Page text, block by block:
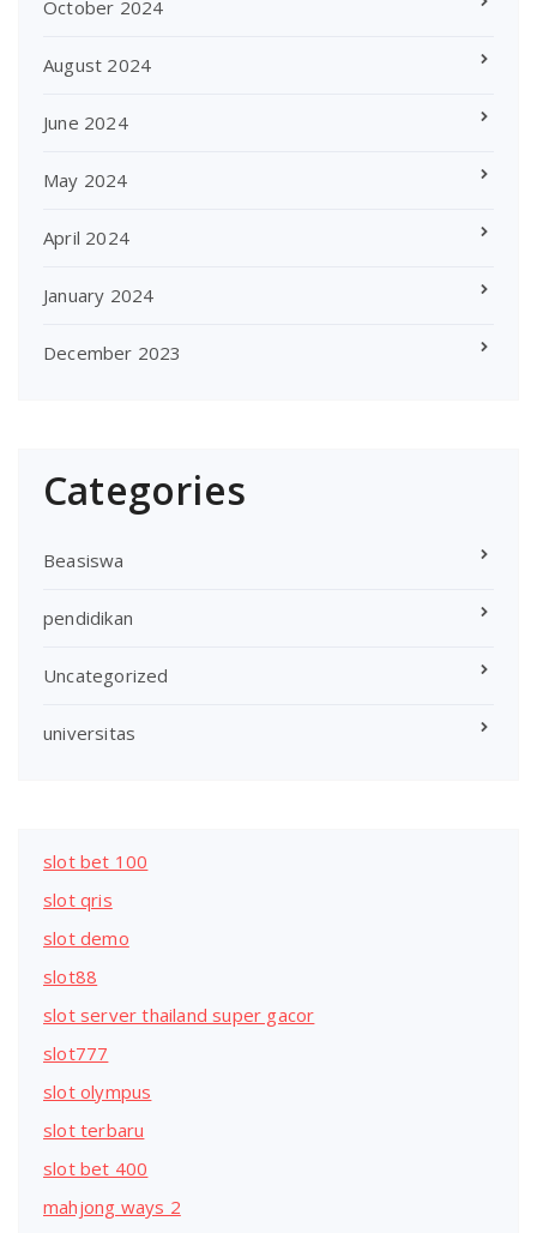
October 2024
August 2024
June 2024
May 2024
April 2024
January 2024
December 2023
Categories
Beasiswa
pendidikan
Uncategorized
universitas
slot bet 100
slot qris
slot demo
slot88
slot server thailand super gacor
slot777
slot olympus
slot terbaru
slot bet 400
mahjong ways 2